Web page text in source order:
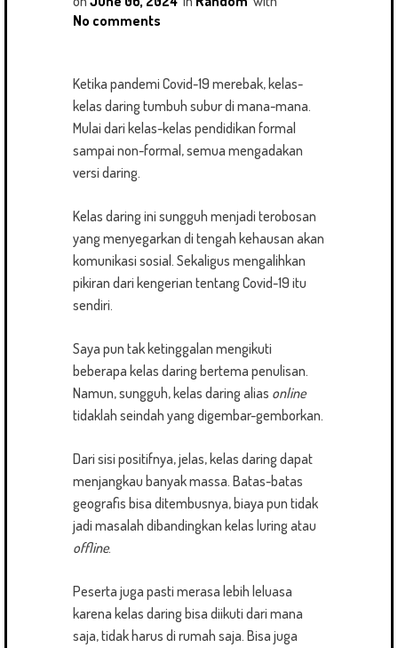
No comments
Ketika pandemi Covid-19 merebak, kelas-
kelas daring tumbuh subur di mana-mana.
Mulai dari kelas-kelas pendidikan formal
sampai non-formal, semua mengadakan
versi daring.
Kelas daring ini sungguh menjadi terobosan
yang menyegarkan di tengah kehausan akan
komunikasi sosial. Sekaligus mengalihkan
pikiran dari kengerian tentang Covid-19 itu
sendiri.
Saya pun tak ketinggalan mengikuti
beberapa kelas daring bertema penulisan.
Namun, sungguh, kelas daring alias online
tidaklah seindah yang digembar-gemborkan.
Dari sisi positifnya, jelas, kelas daring dapat
menjangkau banyak massa. Batas-batas
geografis bisa ditembusnya, biaya pun tidak
jadi masalah dibandingkan kelas luring atau
offline.
Peserta juga pasti merasa lebih leluasa
karena kelas daring bisa diikuti dari mana
saja, tidak harus di rumah saja. Bisa juga